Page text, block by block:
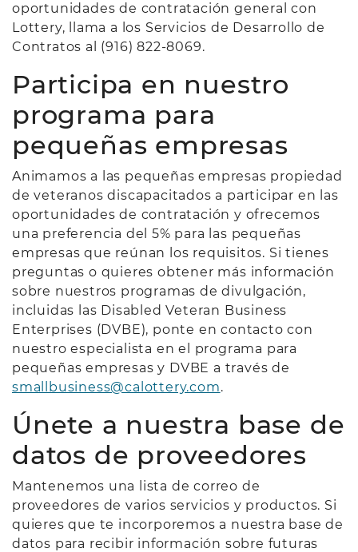
oportunidades de contratación general con
Lottery, llama a los Servicios de Desarrollo de
Contratos al (916) 822-8069.
Participa en nuestro
programa para
pequeñas empresas
Animamos a las pequeñas empresas propiedad
de veteranos discapacitados a participar en las
oportunidades de contratación y ofrecemos
una preferencia del 5% para las pequeñas
empresas que reúnan los requisitos. Si tienes
preguntas o quieres obtener más información
sobre nuestros programas de divulgación,
incluidas las Disabled Veteran Business
Enterprises (DVBE), ponte en contacto con
nuestro especialista en el programa para
pequeñas empresas y DVBE a través de
smallbusiness@calottery.com.
Únete a nuestra base de
datos de proveedores
Mantenemos una lista de correo de
proveedores de varios servicios y productos. Si
quieres que te incorporemos a nuestra base de
datos para recibir información sobre futuras